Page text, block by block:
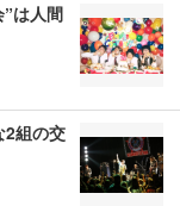
は人間
組の交